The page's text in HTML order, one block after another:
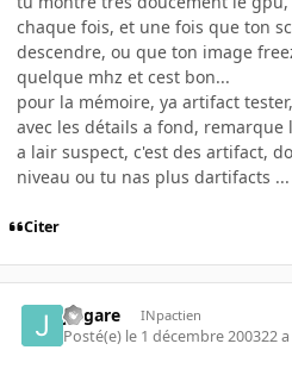
chaque fois, et une fois que ton
descendre, ou que ton image
quelque mhz et cest bon...
pour la mémoire, ya artifact
avec les détails a fond,
a lair suspect, c'est des artifact,
niveau ou tu nas plus dartifacts ...
Citer
jingare INpactien
Posté(e) le 1 décembre 200322 a